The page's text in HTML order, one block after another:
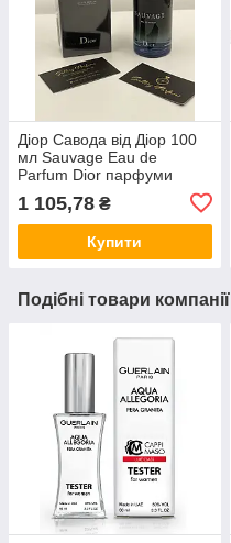
Діор Савода від Діор 100
мл Sauvage Eau de
Parfum Dior парфуми
1 105,78 ₴
Купити
Подібні товари компанії